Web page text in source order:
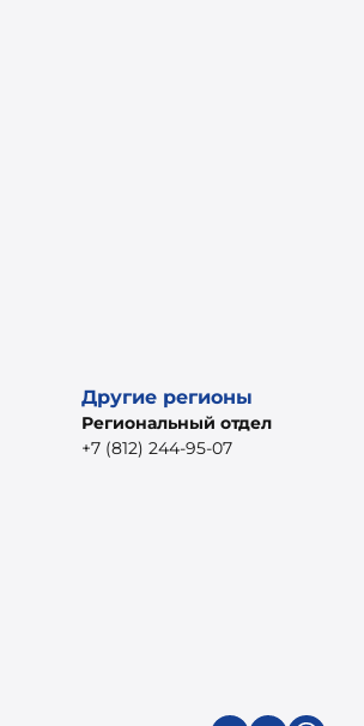
Другие регионы
Региональный отдел
+7 (812) 244-95-07